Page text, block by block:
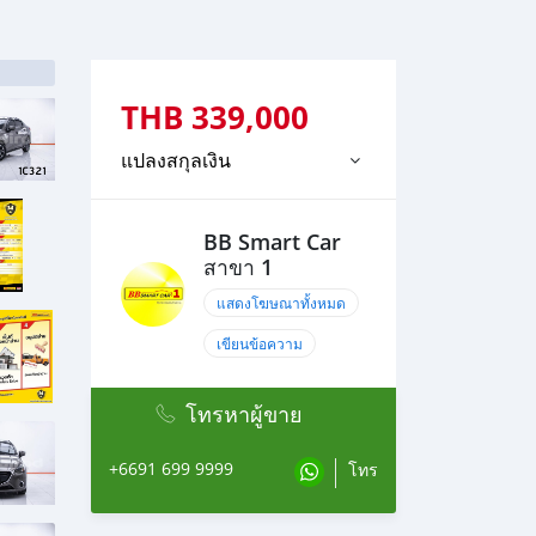
THB 339,000
แปลงสกุลเงิน
BB Smart Car
สาขา 1
แสดงโฆษณาทั้งหมด
เขียนข้อความ
โทรหาผู้ขาย
+6691 699 9999 โทร